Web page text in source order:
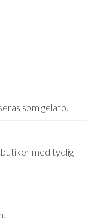
som gelato.
med tydlig